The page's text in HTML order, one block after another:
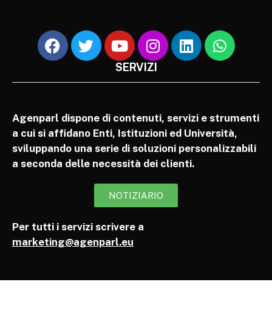
SERVIZI
Agenparl dispone di contenuti, servizi e strumenti
a cui si affidano Enti, Istituzioni ed Università,
sviluppando una serie di soluzioni personalizzabili
a seconda delle necessità dei clienti.
NOTIZIARIO
Per tutti i servizi scrivere a
marketing@agenparl.eu